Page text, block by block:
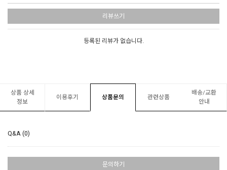
리뷰쓰기
등록된 리뷰가 없습니다.
상품 상세
정보
이용후기 상품문의 관련상품
배송/교환
안내
Q&A (0)
문의하기